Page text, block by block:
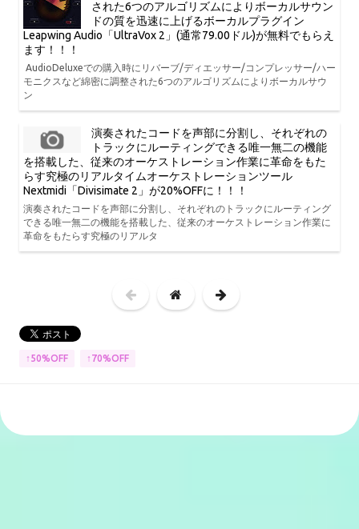
された6つのアルゴリズムによりボーカルサウン
ドの質を迅速に上げるボーカルプラグイン
Leapwing Audio「UltraVox 2」(通常79.00ドル)が無料でもらえ
ます！！！
AudioDeluxeでの購入時にリバーブ/ディエッサー/コンプレッサー/ハー
モニクスなど綿密に調整された6つのアルゴリズムによりボーカルサウ
ン
演奏されたコードを声部に分割し、それぞれの
トラックにルーティングできる唯一無二の機能
を搭載した、従来のオーケストレーション作業に革命をもた
らす究極のリアルタイムオーケストレーションツール
Nextmidi「Divisimate 2」が20%OFFに！！！
演奏されたコードを声部に分割し、それぞれのトラックにルーティング
できる唯一無二の機能を搭載した、従来のオーケストレーション作業に
革命をもたらす究極のリアルタ
↑50%OFF ↑70%OFF